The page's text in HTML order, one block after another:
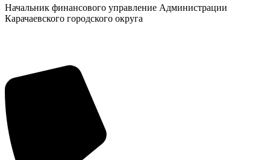
Начальник финансового управление Администрации
Карачаевского городского округа